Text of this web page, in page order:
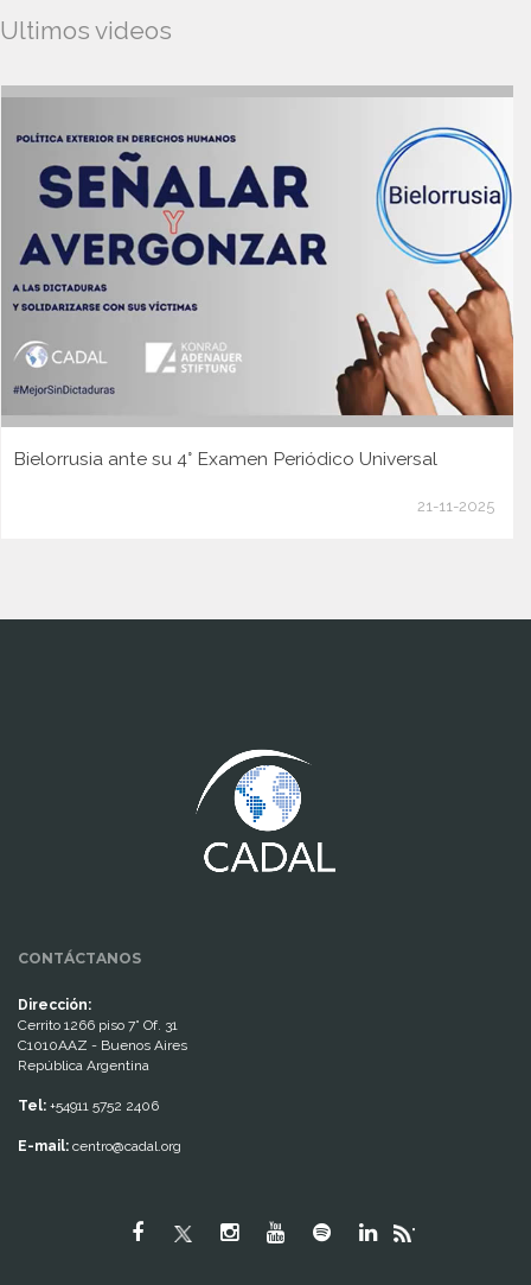
Ultimos videos
Bielorrusia ante su 4° Examen Periódico Universal
21-11-2025
CONTÁCTANOS
Dirección:
Cerrito 1266 piso 7° Of. 31
C1010AAZ - Buenos Aires
República Argentina
Tel: +54911 5752 2406
E-mail: centro@cadal.org
"